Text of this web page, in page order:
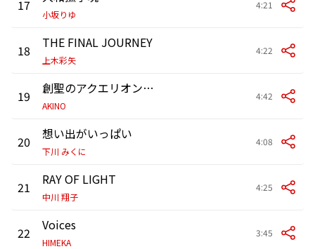
17
小坂りゆ
4:21
18 THE FINAL JOURNEY
上木彩矢
4:22
19 創聖のアクエリオン お兄さまと
AKINO
4:42
20 想い出がいっぱい
下川 みくに
4:08
21 RAY OF LIGHT
中川 翔子
4:25
22 Voices
HIMEKA
3:45